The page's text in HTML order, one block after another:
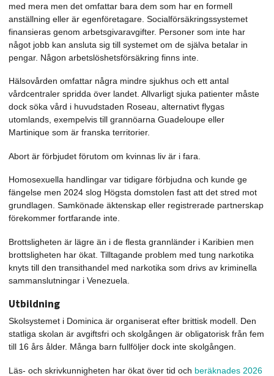
med mera men det omfattar bara dem som har en formell
anställning eller är egenföretagare. Socialförsäkringssystemet
finansieras genom arbetsgivaravgifter. Personer som inte har
något jobb kan ansluta sig till systemet om de själva betalar in
pengar. Någon arbetslöshetsförsäkring finns inte.
Hälsovården omfattar några mindre sjukhus och ett antal
vårdcentraler spridda över landet. Allvarligt sjuka patienter måste
dock söka vård i huvudstaden Roseau, alternativt flygas
utomlands, exempelvis till grannöarna Guadeloupe eller
Martinique som är franska territorier.
Abort är förbjudet förutom om kvinnas liv är i fara.
Homosexuella handlingar var tidigare förbjudna och kunde ge
fängelse men 2024 slog Högsta domstolen fast att det stred mot
grundlagen. Samkönade äktenskap eller registrerade partnerskap
förekommer fortfarande inte.
Brottsligheten är lägre än i de flesta grannländer i Karibien men
brottsligheten har ökat. Tilltagande problem med tung narkotika
knyts till den transithandel med narkotika som drivs av kriminella
sammanslutningar i Venezuela.
Utbildning
Skolsystemet i Dominica är organiserat efter brittisk modell. Den
statliga skolan är avgiftsfri och skolgången är obligatorisk från fem
till 16 års ålder. Många barn fullföljer dock inte skolgången.
Läs- och skrivkunnigheten har ökat över tid och beräknades 2026